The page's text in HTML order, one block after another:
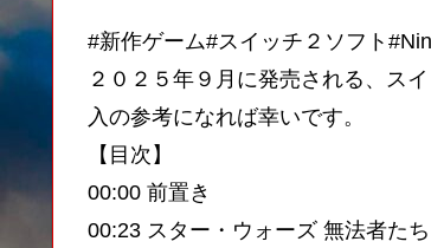
#新作ゲーム#スイッチ２ソフト
２０２５年９月に発売される、ス
入の参考になれば幸いです。
【目次】
00:00 前置き
00:23 スター・ウォーズ 無法者た